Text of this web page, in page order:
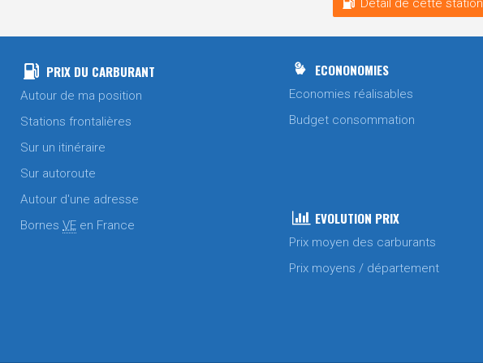
Détail de cette station
PRIX DU CARBURANT
Autour de ma position
Stations frontalières
Sur un itinéraire
Sur autoroute
Autour d'une adresse
Bornes VE en France
ECONONOMIES
Economies réalisables
Budget consommation
EVOLUTION PRIX
Prix moyen des carburants
Prix moyens / département